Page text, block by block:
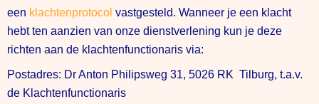
een klachtenprotocol vastgesteld. Wanneer je een klacht
hebt ten aanzien van onze dienstverlening kun je deze
richten aan de klachtenfunctionaris via:
Postadres: Dr Anton Philipsweg 31, 5026 RK Tilburg, t.a.v.
de Klachtenfunctionaris